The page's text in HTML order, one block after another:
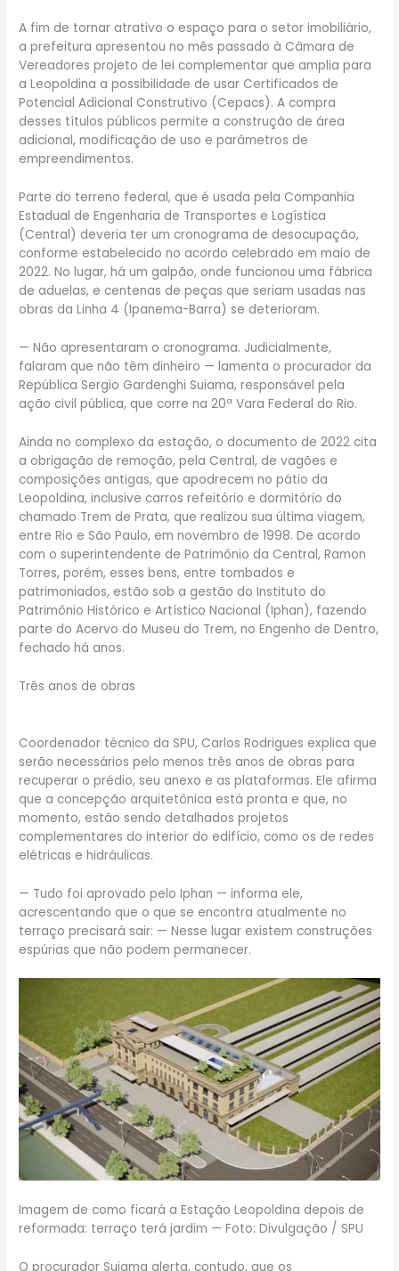
A fim de tornar atrativo o espaço para o setor imobiliário,
a prefeitura apresentou no mês passado à Câmara de
Vereadores projeto de lei complementar que amplia para
a Leopoldina a possibilidade de usar Certificados de
Potencial Adicional Construtivo (Cepacs). A compra
desses títulos públicos permite a construção de área
adicional, modificação de uso e parâmetros de
empreendimentos.
Parte do terreno federal, que é usada pela Companhia
Estadual de Engenharia de Transportes e Logística
(Central) deveria ter um cronograma de desocupação,
conforme estabelecido no acordo celebrado em maio de
2022. No lugar, há um galpão, onde funcionou uma fábrica
de aduelas, e centenas de peças que seriam usadas nas
obras da Linha 4 (Ipanema-Barra) se deterioram.
— Não apresentaram o cronograma. Judicialmente,
falaram que não têm dinheiro — lamenta o procurador da
República Sergio Gardenghi Suiama, responsável pela
ação civil pública, que corre na 20ª Vara Federal do Rio.
Ainda no complexo da estação, o documento de 2022 cita
a obrigação de remoção, pela Central, de vagões e
composições antigas, que apodrecem no pátio da
Leopoldina, inclusive carros refeitório e dormitório do
chamado Trem de Prata, que realizou sua última viagem,
entre Rio e São Paulo, em novembro de 1998. De acordo
com o superintendente de Patrimônio da Central, Ramon
Torres, porém, esses bens, entre tombados e
patrimoniados, estão sob a gestão do Instituto do
Patrimônio Histórico e Artístico Nacional (Iphan), fazendo
parte do Acervo do Museu do Trem, no Engenho de Dentro,
fechado há anos.
Três anos de obras
Coordenador técnico da SPU, Carlos Rodrigues explica que
serão necessários pelo menos três anos de obras para
recuperar o prédio, seu anexo e as plataformas. Ele afirma
que a concepção arquitetônica está pronta e que, no
momento, estão sendo detalhados projetos
complementares do interior do edifício, como os de redes
elétricas e hidráulicas.
— Tudo foi aprovado pelo Iphan — informa ele,
acrescentando que o que se encontra atualmente no
terraço precisará sair: — Nesse lugar existem construções
espúrias que não podem permanecer.
Imagem de como ficará a Estação Leopoldina depois de
reformada: terraço terá jardim — Foto: Divulgação / SPU
O procurador Suiama alerta, contudo, que os